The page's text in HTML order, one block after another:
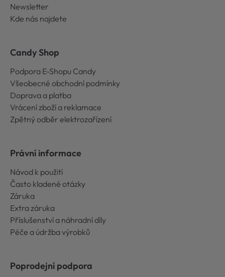
Newsletter
Kde nás najdete
Candy Shop
Podpora E-Shopu Candy
Všeobecné obchodní podmínky
Doprava a platba
Vrácení zboží a reklamace
Zpětný odběr elektrozařízení
Právní informace
Návod k použití
Často kladené otázky
Záruka
Extra záruka
Příslušenství a náhradní díly
Péče a údržba výrobků
Poprodejní podpora